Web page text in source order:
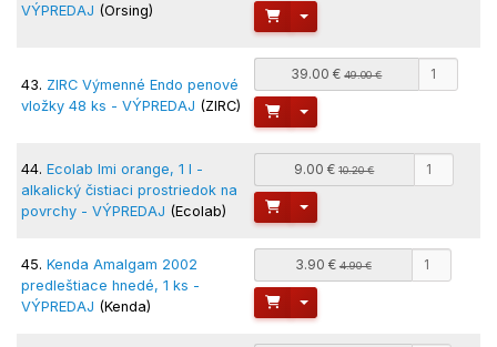
VÝPREDAJ (Orsing) Toggle Dropdown
43. ZIRC Výmenné Endo penové
vložky 48 ks - VÝPREDAJ (ZIRC)
39.00 €49.00 €
Toggle Dropdown
44. Ecolab Imi orange, 1 l -
alkalický čistiaci prostriedok na
povrchy - VÝPREDAJ (Ecolab)
9.00 €10.20 €
Toggle Dropdown
45. Kenda Amalgam 2002
predleštiace hnedé, 1 ks -
VÝPREDAJ (Kenda)
3.90 €4.90 €
Toggle Dropdown